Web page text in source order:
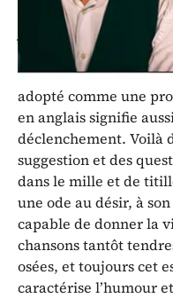
détournée par le
justifié l’emploi du
allusion un peu
motivation de ce
adopté comme une
en anglais signifie
déclenchement. Voilà
suggestion et des
dans le mille et de
une ode au désir, à
capable de donner la
chansons tantôt
osées, et toujours cet
caractérise l’humour